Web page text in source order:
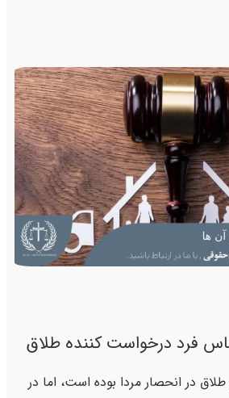
فرد درخواست کننده طلاق
طلاق در انحصار مردا بوده است، اما در